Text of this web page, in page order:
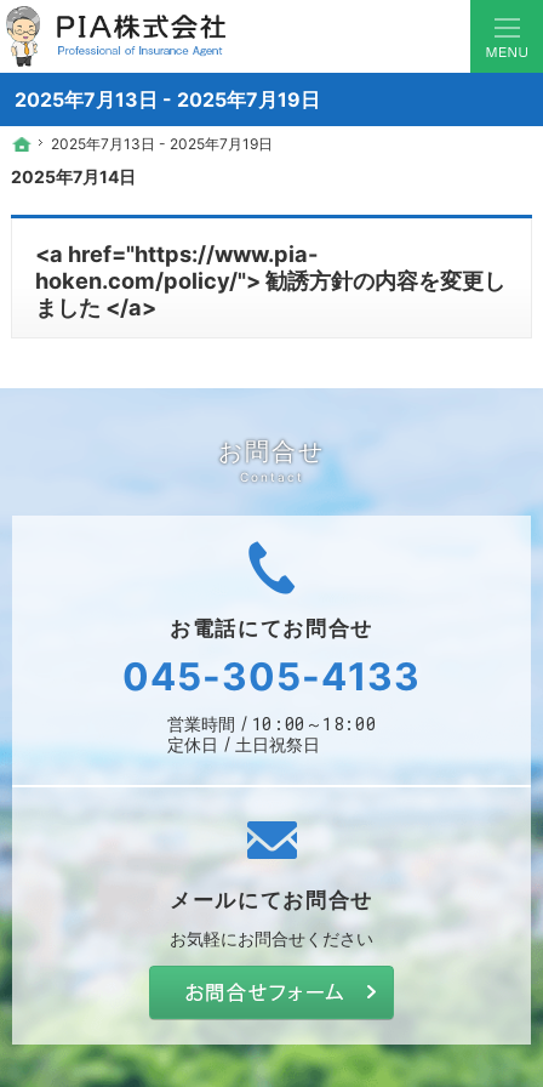
2025年7月13日 - 2025年7月19日
少数から1000戸越えのマンションまで対応！マンション管理組合保険のことなら
マンション管理組合の保険なら神奈川県横浜の保険のソムリエ PIA
ホーム
2025年7月13日 - 2025年7月19日
2025年7月14日
<a href="https://www.pia-
hoken.com/policy/"> 勧誘方針の内容を変更し
ました </a>
ホーム
2025年7月13日 - 2025年7月19日
お問合せ
お電話にてお問合せ
045-305-4133
営業時間 10:00～18:00
定休日 土日祝祭日
メールにてお問合せ
お気軽にお問合せください